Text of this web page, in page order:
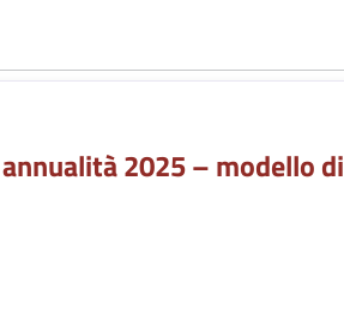
2025 – modello di